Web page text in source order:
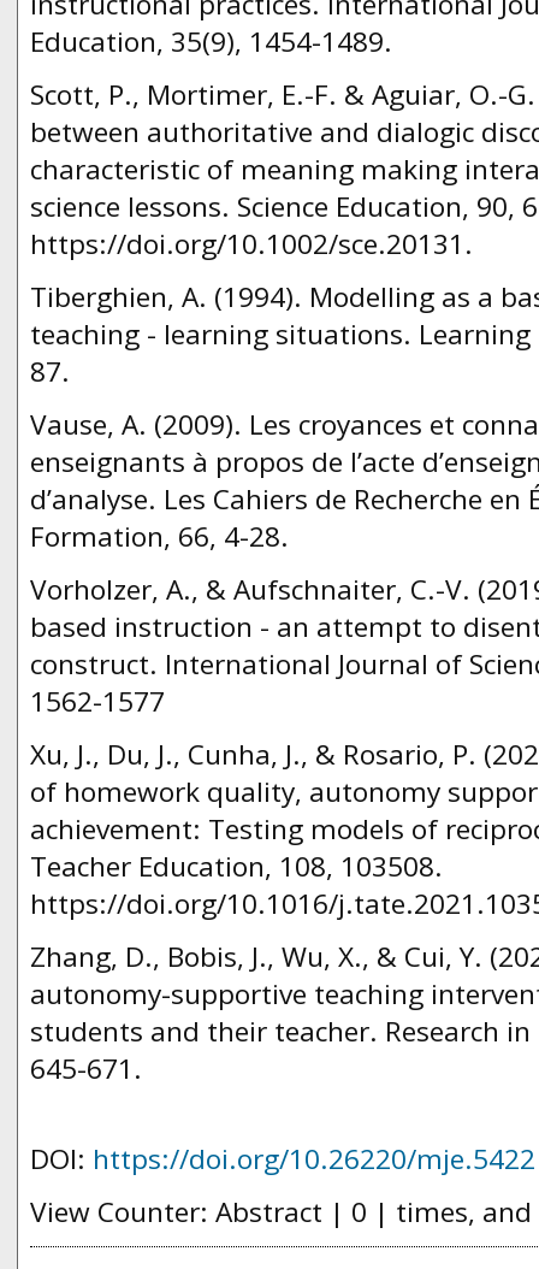
Education, 35(9), 1454-1489.
Scott, P., Mortimer, E.-F. & Aguiar, O.-
between authoritative and dialogic
characteristic of meaning making
science lessons. Science Education, 90,
https://doi.org/10.1002/sce.20131.
Tiberghien, A. (1994). Modelling as a
teaching - learning situations.
87.
Vause, A. (2009). Les croyances et
enseignants à propos de l’acte
d’analyse. Les Cahiers de Recherche
Formation, 66, 4-28.
Vorholzer, A., & Aufschnaiter, C.-V.
based instruction - an attempt to
construct. International Journal of
1562-1577
Xu, J., Du, J., Cunha, J., & Rosario, P.
of homework quality, autonomy
achievement: Testing models of
Teacher Education, 108, 103508.
https://doi.org/10.1016/
Zhang, D., Bobis, J., Wu, X., & Cui, Y.
autonomy-supportive teaching
students and their teacher. Research in
645-671.
DOI: https://doi.org/10.26220/mje.5422
View Counter: Abstract | 0 | times,